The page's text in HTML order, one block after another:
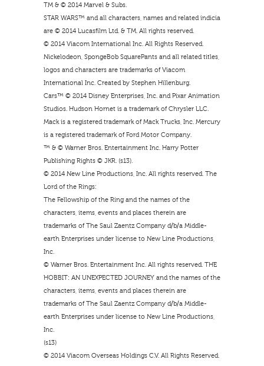
TM & © 2014 Marvel & Subs.
STAR WARS™ and all characters, names and related indicia
are © 2014 Lucasfilm Ltd. & TM. All rights reserved.
© 2014 Viacom International Inc. All Rights Reserved.
Nickelodeon, SpongeBob SquarePants and all related titles,
logos and characters are trademarks of Viacom
International Inc. Created by Stephen Hillenburg.
Cars™ © 2014 Disney Enterprises, Inc. and Pixar Animation
Studios. Hudson Hornet is a trademark of Chrysler LLC.
Mack is a registered trademark of Mack Trucks, Inc. Mercury
is a registered trademark of Ford Motor Company.
™ & © Warner Bros. Entertainment Inc. Harry Potter
Publishing Rights © JKR. (s13).
© 2014 New Line Productions, Inc. All rights reserved. The
Lord of the Rings:
The Fellowship of the Ring and the names of the
characters, items, events and places therein are
trademarks of The Saul Zaentz Company d/b/a Middle-
earth Enterprises under license to New Line Productions,
Inc.
© Warner Bros. Entertainment Inc. All rights reserved. THE
HOBBIT: AN UNEXPECTED JOURNEY and the names of the
characters, items, events and places therein are
trademarks of The Saul Zaentz Company d/b/a Middle-
earth Enterprises under license to New Line Productions,
Inc.
(s13)
© 2014 Viacom Overseas Holdings C.V. All Rights Reserved.